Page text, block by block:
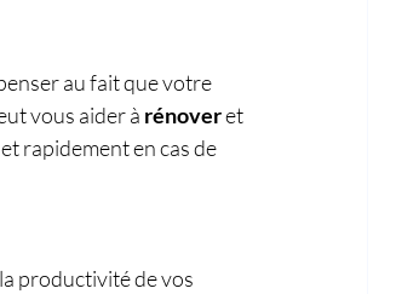
au fait que votre
vous aider à rénover et
rapidement en cas de
productivité de vos